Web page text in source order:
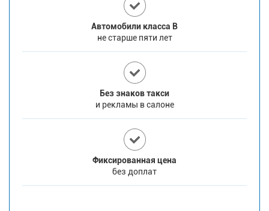
Автомобили класса В
не старше пяти лет
Без знаков такси
и рекламы в салоне
Фиксированная цена
без доплат